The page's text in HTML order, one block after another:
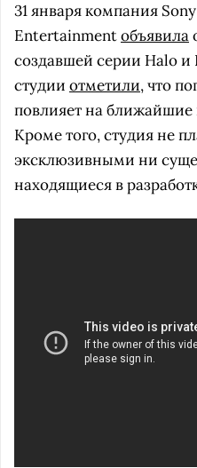
31 января компания
Entertainmentобъявила
создавшей серии Halo и
студии отметили, что
повлияет на ближайшие
Кроме того, студия не
эксклюзивными ни
находящиеся в